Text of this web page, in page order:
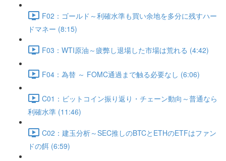
F02：ゴールド～利確水準も買い余地を多分に残すハー
ドマネー (8:15)
F03：WTI原油～疲弊し退場した市場は荒れる (4:42)
F04：為替 ～ FOMC通過まで触る必要なし (6:06)
C01：ビットコイン振り返り・チェーン動向～普通なら
利確水準 (11:46)
C02：建玉分析～SEC推しのBTCとETHのETFはファン
ドの餌 (6:59)